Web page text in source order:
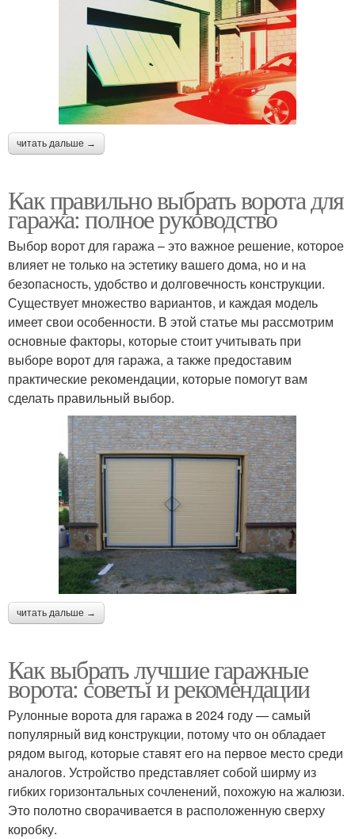
читать дальше →
Как правильно выбрать ворота для
гаража: полное руководство
Выбор ворот для гаража – это важное решение, которое
влияет не только на эстетику вашего дома, но и на
безопасность, удобство и долговечность конструкции.
Существует множество вариантов, и каждая модель
имеет свои особенности. В этой статье мы рассмотрим
основные факторы, которые стоит учитывать при
выборе ворот для гаража, а также предоставим
практические рекомендации, которые помогут вам
сделать правильный выбор.
читать дальше →
Как выбрать лучшие гаражные
ворота: советы и рекомендации
Рулонные ворота для гаража в 2024 году — самый
популярный вид конструкции, потому что он обладает
рядом выгод, которые ставят его на первое место среди
аналогов. Устройство представляет собой ширму из
гибких горизонтальных сочленений, похожую на жалюзи.
Это полотно сворачивается в расположенную сверху
коробку.